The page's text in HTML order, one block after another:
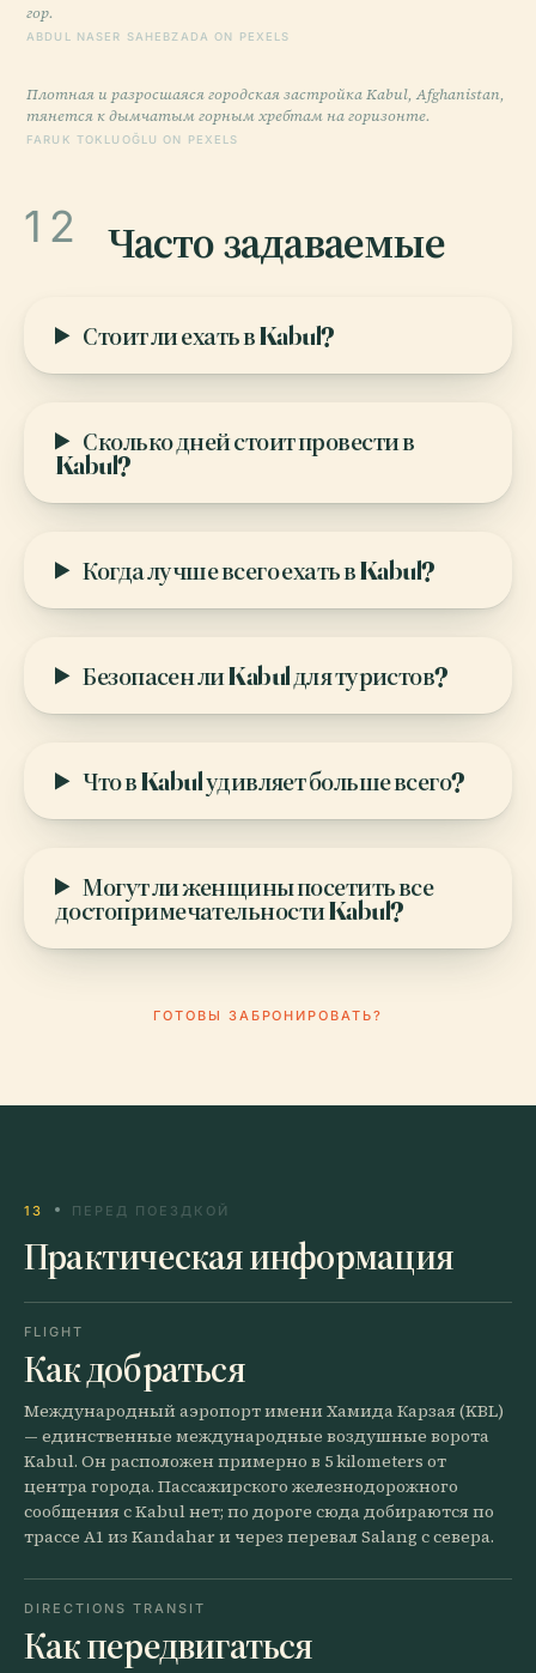
гор.
ABDUL NASER SAHEBZADA ON PEXELS
Плотная и разросшаяся городская застройка Kabul, Afghanistan,
тянется к дымчатым горным хребтам на горизонте.
FARUK TOKLUOĞLU ON PEXELS
12 Часто задаваемые
Стоит ли ехать в Kabul?
Сколько дней стоит провести в
Kabul?
Когда лучше всего ехать в Kabul?
Безопасен ли Kabul для туристов?
Что в Kabul удивляет больше всего?
Могут ли женщины посетить все
достопримечательности Kabul?
ГОТОВЫ ЗАБРОНИРОВАТЬ?
13 ПЕРЕД ПОЕЗДКОЙ
Практическая информация
FLIGHT
Как добраться
Международный аэропорт имени Хамида Карзая (KBL)
— единственные международные воздушные ворота
Kabul. Он расположен примерно в 5 kilometers от
центра города. Пассажирского железнодорожного
сообщения с Kabul нет; по дороге сюда добираются по
трассе A1 из Kandahar и через перевал Salang с севера.
DIRECTIONS TRANSIT
Как передвигаться